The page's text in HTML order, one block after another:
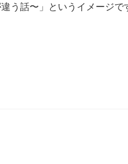
う話〜」というイメージで